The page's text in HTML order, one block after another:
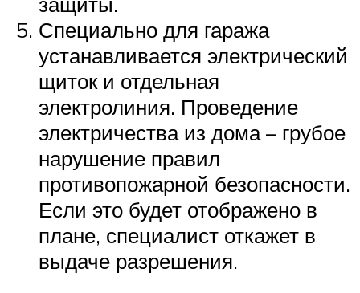
Специально для гаража
устанавливается электрический
щиток и отдельная
электролиния. Проведение
электричества из дома – грубое
нарушение правил
противопожарной безопасности.
Если это будет отображено в
плане, специалист откажет в
выдаче разрешения.